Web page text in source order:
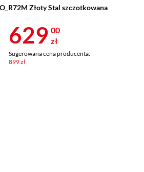
Złoty Stal szczotkowana
Cena 629 zł
629 00
zł
Sugerowana cena producenta:
899 zł